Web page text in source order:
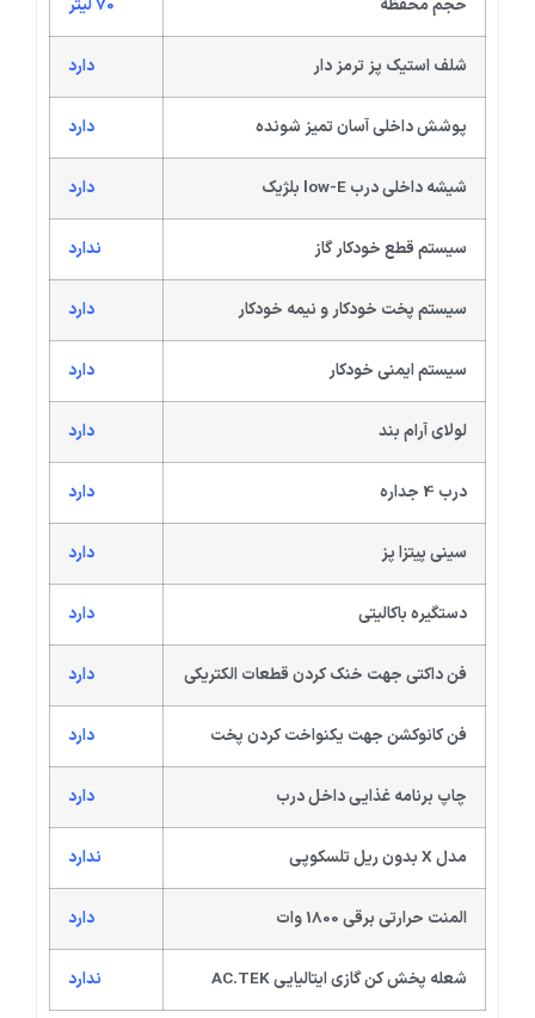
حجم محفظه 70 لیتر
شلف استیک پز ترمز دار دارد
پوشش داخلی آسان تمیز شونده دارد
شیشه داخلی درب low-E بلژیک دارد
سیستم قطع خودکار گاز ندارد
سیستم پخت خودکار و نیمه خودکار دارد
سیستم ایمنی خودکار دارد
لولای آرام بند دارد
درب 4 جداره دارد
سینی پیتزا پز دارد
دستگیره باکالیتی دارد
فن داکتی جهت خنک کردن قطعات الکتریکی دارد
فن کانوکشن جهت یکنواخت کردن پخت دارد
چاپ برنامه غذایی داخل درب دارد
مدل X بدون ریل تلسکوپی ندارد
المنت حرارتی برقی 1800 وات دارد
شعله پخش کن گازی ایتالیایی AC.TEK ندارد